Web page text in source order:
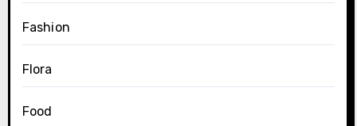
Fashion
Flora
Food